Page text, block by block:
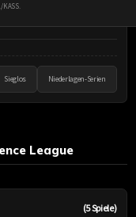
KASS.
Sieglos Niederlagen-Serien
League
(5 Spiele)